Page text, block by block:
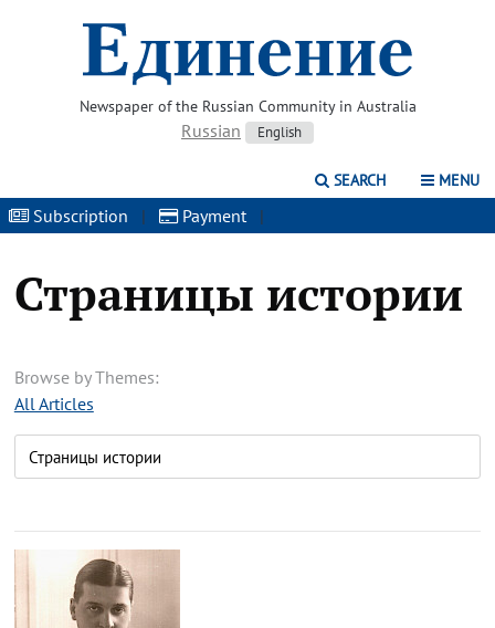
Newspaper of the Russian Community in Australia
Russian English
SEARCH MENU
Subscription | Payment |
Страницы истории
Browse by Themes:
All Articles